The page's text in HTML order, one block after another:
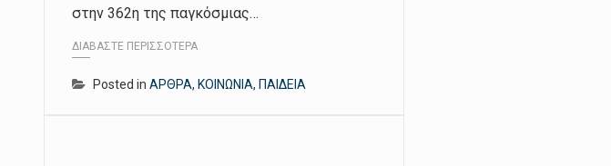
στην 362η της παγκόσμιας…
ΔΙΑΒΆΣΤΕ ΠΕΡΙΣΣΌΤΕΡΑ
Posted in ΑΡΘΡΑ, ΚΟΙΝΩΝΙΑ, ΠΑΙΔΕΙΑ